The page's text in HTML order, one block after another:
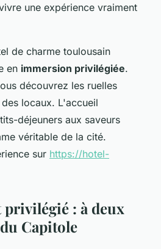
une expérience vraiment
de charme toulousain
en immersion privilégiée.
découvrez les ruelles
locaux. L'accueil
déjeuners aux saveurs
véritable de la cité.
sur https://hotel-
privilégié : à deux
Capitole